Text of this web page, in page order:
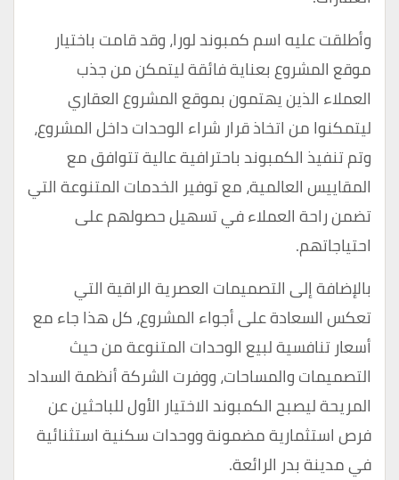
وأطلقت عليه اسم كمبوند لورا، وقد قامت باختيار
موقع المشروع بعناية فائقة ليتمكن من جذب
العملاء الذين يهتمون بموقع المشروع العقاري
ليتمكنوا من اتخاذ قرار شراء الوحدات داخل المشروع،
وتم تنفيذ الكمبوند باحترافية عالية تتوافق مع
المقاييس العالمية، مع توفير الخدمات المتنوعة التي
تضمن راحة العملاء في تسهيل حصولهم على
احتياجاتهم.
بالإضافة إلى التصميمات العصرية الراقية التي
تعكس السعادة على أجواء المشروع، كل هذا جاء مع
أسعار تنافسية لبيع الوحدات المتنوعة من حيث
التصميمات والمساحات، ووفرت الشركة أنظمة السداد
المريحة ليصبح الكمبوند الاختيار الأول للباحثين عن
فرص استثمارية مضمونة ووحدات سكنية استثنائية
في مدينة بدر الرائعة.